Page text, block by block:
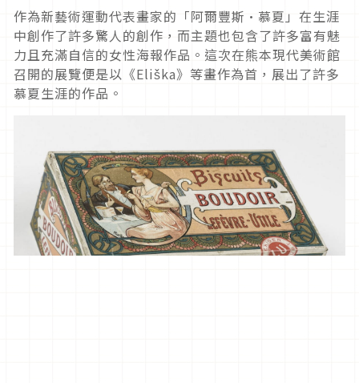
作為新藝術運動代表畫家的「阿爾豐斯·慕夏」在生涯
中創作了許多驚人的創作，而主題也包含了許多富有魅
力且充滿自信的女性海報作品。這次在熊本現代美術館
召開的展覽便是以《Eliška》等畫作為首，展出了許多
慕夏生涯的作品。